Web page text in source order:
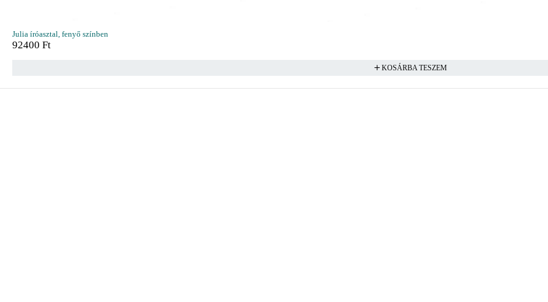
Julia íróasztal, fenyő színben
92400 Ft
KOSÁRBA TESZEM